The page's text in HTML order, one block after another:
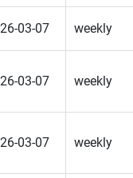
03-07 weekly
03-07 weekly
03-07 weekly